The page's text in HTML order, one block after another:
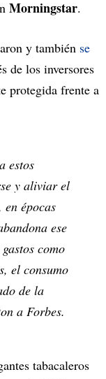
Morningstar.
y también se
de los inversores
protegida frente a
estos
y aliviar el
épocas
ese
como
el consumo
de la
a Forbes.
tabacaleros